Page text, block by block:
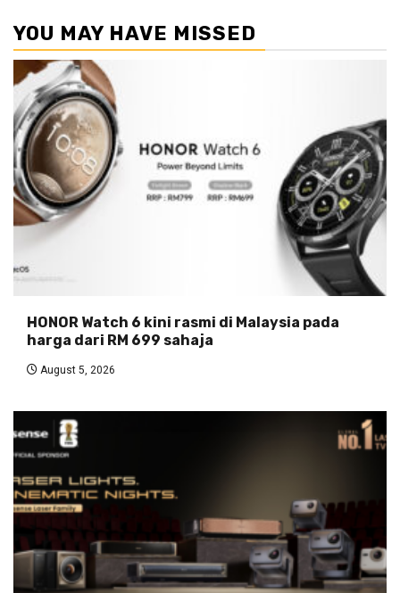
YOU MAY HAVE MISSED
HONOR Watch 6 kini rasmi di Malaysia pada
harga dari RM 699 sahaja
August 5, 2026